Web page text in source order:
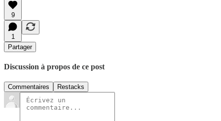
9
1
Partager
Discussion à propos de ce post
Commentaires Restacks